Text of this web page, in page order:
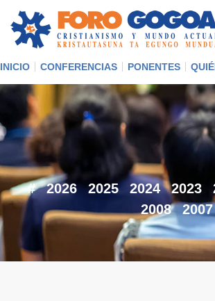
INICIO CONFERENCIAS PONENTES
# 2026 2025 2024 2023
2008
2007